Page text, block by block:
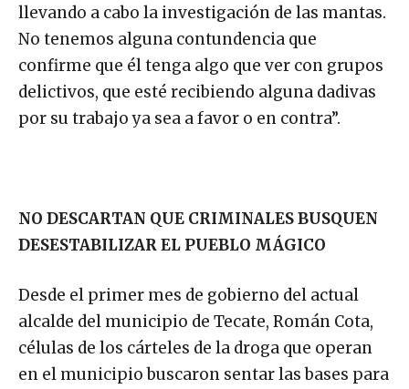
llevando a cabo la investigación de las mantas.
No tenemos alguna contundencia que
confirme que él tenga algo que ver con grupos
delictivos, que esté recibiendo alguna dadivas
por su trabajo ya sea a favor o en contra”.
NO DESCARTAN QUE CRIMINALES BUSQUEN
DESESTABILIZAR EL PUEBLO MÁGICO
Desde el primer mes de gobierno del actual
alcalde del municipio de Tecate, Román Cota,
células de los cárteles de la droga que operan
en el municipio buscaron sentar las bases para